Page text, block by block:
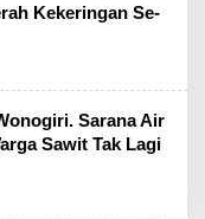
Kekeringan Se-
Sarana Air
Sawit Tak Lagi